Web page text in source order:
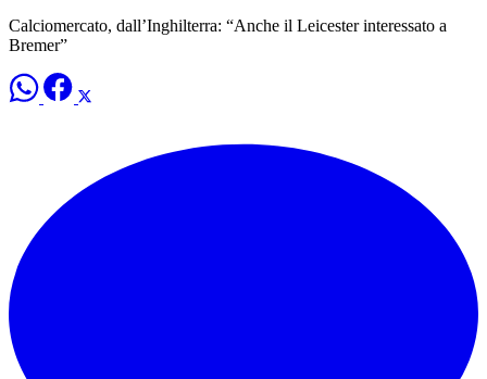
Calciomercato, dall’Inghilterra: “Anche il Leicester interessato a
Bremer”